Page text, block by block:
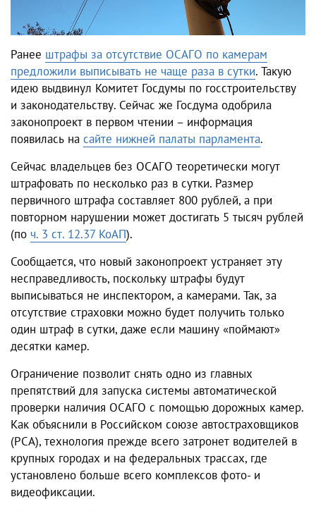
Ранее штрафы за отсутствие ОСАГО по камерам
предложили выписывать не чаще раза в сутки. Такую
идею выдвинул Комитет Госдумы по госстроительству
и законодательству. Сейчас же Госдума одобрила
законопроект в первом чтении – информация
появилась на сайте нижней палаты парламента.
Сейчас владельцев без ОСАГО теоретически могут
штрафовать по несколько раз в сутки. Размер
первичного штрафа составляет 800 рублей, а при
повторном нарушении может достигать 5 тысяч рублей
(по ч. 3 ст. 12.37 КоАП).
Сообщается, что новый законопроект устраняет эту
несправедливость, поскольку штрафы будут
выписываться не инспектором, а камерами. Так, за
отсутствие страховки можно будет получить только
один штраф в сутки, даже если машину «поймают»
десятки камер.
Ограничение позволит снять одно из главных
препятствий для запуска системы автоматической
проверки наличия ОСАГО с помощью дорожных камер.
Как объяснили в Российском союзе автостраховщиков
(РСА), технология прежде всего затронет водителей в
крупных городах и на федеральных трассах, где
установлено больше всего комплексов фото- и
видеофиксации.